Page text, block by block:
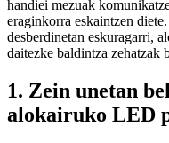
handiei mezuak
eraginkorra eskaintzen
desberdinetan eskuragarri,
daitezke baldintza zehatzak
1. Zein unetan
alokairuko LED